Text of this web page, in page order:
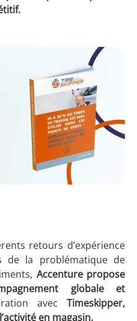
retours d’expérience
de la problématique de
Accenture propose
globale et
avec Timeskipper,
en magasin.